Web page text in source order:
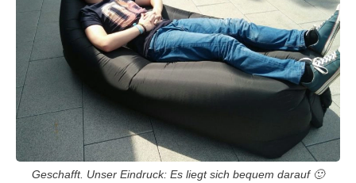
Geschafft. Unser Eindruck: Es liegt sich bequem darauf 🙂